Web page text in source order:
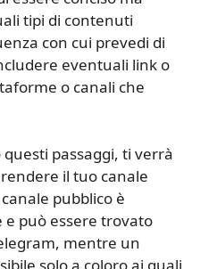
tipi di contenuti
con cui prevedi di
eventuali link o
o canali che
passaggi, ti verrà
il tuo canale
pubblico è
e può essere trovato
mentre un